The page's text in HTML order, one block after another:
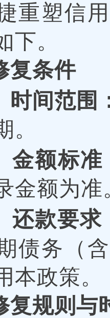
重塑信
下。
复条件
时间范围
。
金额标准
金额为准
还款要求
债务（
本政策。
复规则与